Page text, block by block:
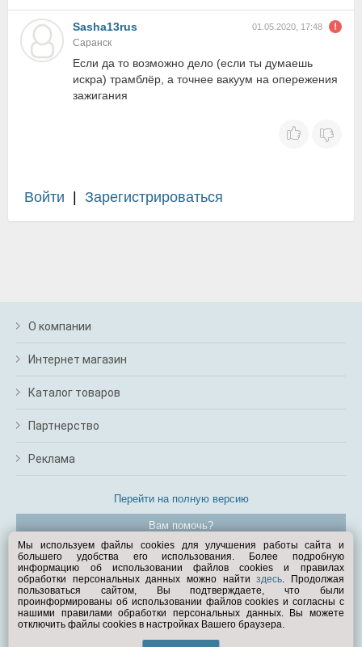
Sasha13rus 01.05.2020, 17:48
Саранск
Если да то возможно дело (если ты думаешь
искра) трамблёр, а точнее вакуум на опережения
зажигания
Войти Зарегистрироваться
О компании
Интернет магазин
Каталог товаров
Партнерство
Реклама
Перейти на полную версию
Вам помочь?
© Exist.ru 1998—2026
Мы используем файлы cookies для улучшения работы сайта и
большего удобства его использования. Более подробную
информацию об использовании файлов cookies и правилах
обработки персональных данных можно найтиздесь. Продолжая
пользоваться сайтом, Вы подтверждаете, что были
проинформированы об использовании файлов cookies и согласны с
нашими правилами обработки персональных данных. Вы можете
отключить файлы cookies в настройках Вашего браузера.